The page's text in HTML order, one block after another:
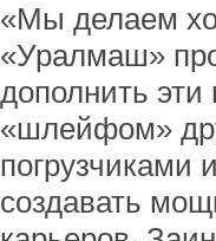
«Мы делаем
«Уралмаш»
дополнить
«шлейфом»
погрузчиками
создавать